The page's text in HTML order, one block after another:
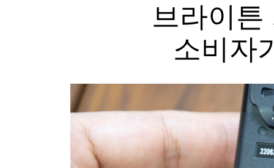
브라이튼
소비자